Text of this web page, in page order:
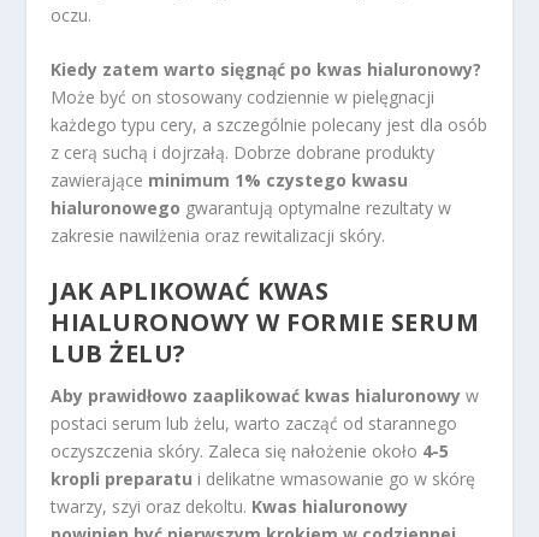
oczu.
Kiedy zatem warto sięgnąć po kwas hialuronowy?
Może być on stosowany codziennie w pielęgnacji
każdego typu cery, a szczególnie polecany jest dla osób
z cerą suchą i dojrzałą. Dobrze dobrane produkty
zawierające minimum 1% czystego kwasu
hialuronowego gwarantują optymalne rezultaty w
zakresie nawilżenia oraz rewitalizacji skóry.
JAK APLIKOWAĆ KWAS
HIALURONOWY W FORMIE SERUM
LUB ŻELU?
Aby prawidłowo zaaplikować kwas hialuronowy w
postaci serum lub żelu, warto zacząć od starannego
oczyszczenia skóry. Zaleca się nałożenie około 4-5
kropli preparatu i delikatne wmasowanie go w skórę
twarzy, szyi oraz dekoltu. Kwas hialuronowy